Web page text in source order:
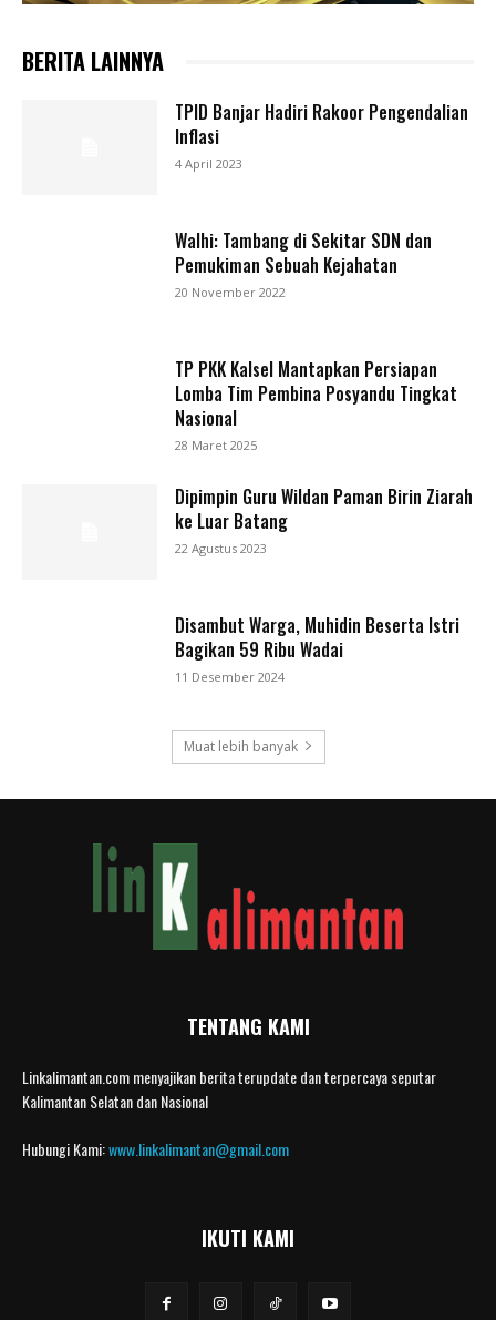
BERITA LAINNYA
TPID Banjar Hadiri Rakoor Pengendalian
Inflasi
4 April 2023
Walhi: Tambang di Sekitar SDN dan
Pemukiman Sebuah Kejahatan
20 November 2022
TP PKK Kalsel Mantapkan Persiapan
Lomba Tim Pembina Posyandu Tingkat
Nasional
28 Maret 2025
Dipimpin Guru Wildan Paman Birin Ziarah
ke Luar Batang
22 Agustus 2023
Disambut Warga, Muhidin Beserta Istri
Bagikan 59 Ribu Wadai
11 Desember 2024
Muat lebih banyak
TENTANG KAMI
Linkalimantan.com menyajikan berita terupdate dan terpercaya seputar
Kalimantan Selatan dan Nasional
Hubungi Kami:www.linkalimantan@gmail.com
IKUTI KAMI